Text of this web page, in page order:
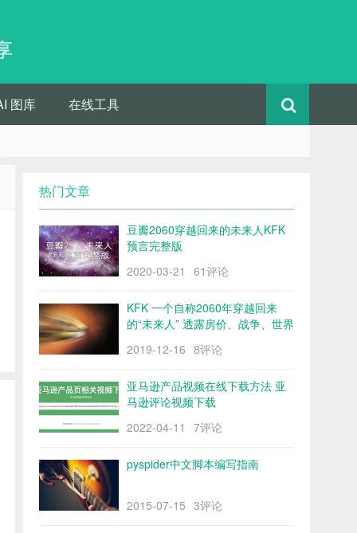
图库 在线工具
热门文章
豆瓣2060穿越回来的未来人KFK
预言完整版
2020-03-21
61评论
KFK 一个自称2060年穿越回来
的“未来人” 透露房价、战争、世界
2019-12-16 8评论
亚马逊产品视频在线下载方法 亚
马逊评论视频下载
2022-04-11
7评论
pyspider中文脚本编写指南
2015-07-15 3评论